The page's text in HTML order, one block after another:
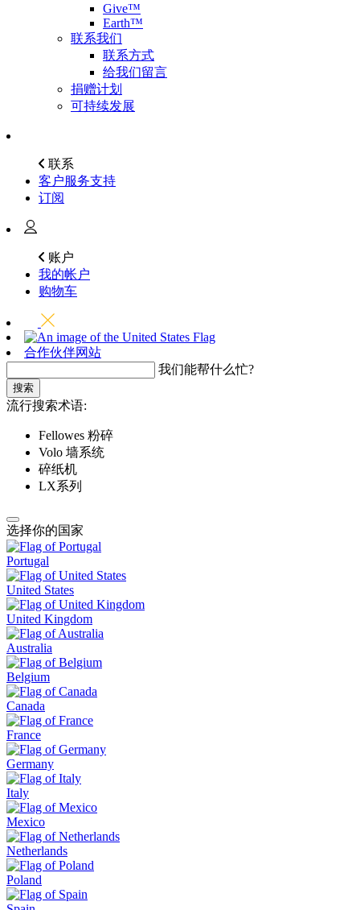
Give™
Earth™
联系我们
联系方式
给我们留言
捐赠计划
可持续发展
联系
客户服务支持
订阅
账户
我的帐户
购物车
合作伙伴网站
我们能帮什么忙?
搜索
流行搜索术语:
Fellowes 粉碎
Volo 墙系统
碎纸机
LX系列
选择你的国家
Portugal
United States
United Kingdom
Australia
Belgium
Canada
France
Germany
Italy
Mexico
Netherlands
Poland